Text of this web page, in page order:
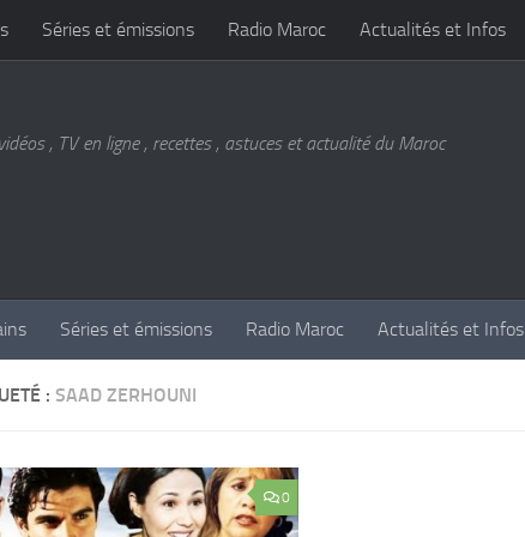
Séries et émissions Radio Maroc Actualités et Infos
, TV en ligne , recettes , astuces et actualité du Maroc
Séries et émissions Radio Maroc Actualités et Infos
: SAAD ZERHOUNI
0